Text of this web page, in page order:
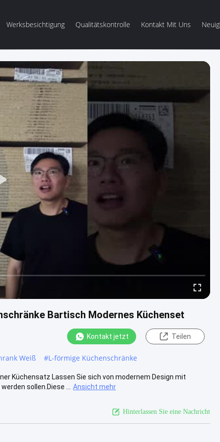
Werksbesichtigung Qualitätskontrolle Kontakt Mit Uns
Bartisch Modernes Küchenset
Kontakt jetzt Teilen
Weiß #L-förmige Küchenschränke
Küchensatz Lassen Sie sich von modernem Design mit
sollen.Diese ...
Ansicht mehr
Hinterlassen Sie eine Nachricht